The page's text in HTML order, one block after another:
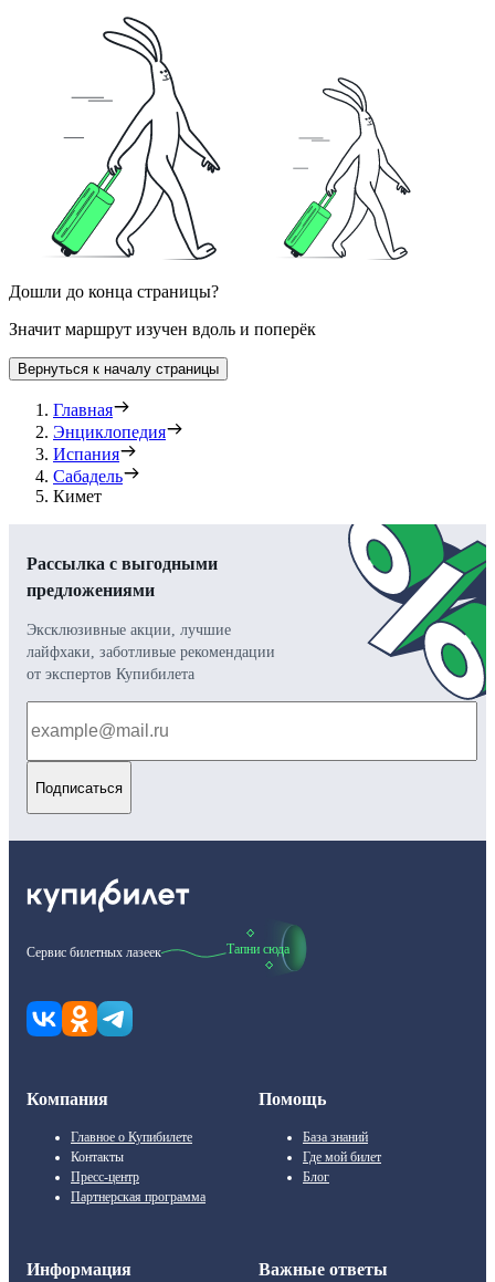
Дошли до конца страницы?
Значит маршрут изучен вдоль и поперёк
Вернуться к началу страницы
Главная
Энциклопедия
Испания
Сабадель
Кимет
Рассылка с выгодными
предложениями
Эксклюзивные акции, лучшие
лайфхаки, заботливые рекомендации
от экспертов Купибилета
Подписаться
Сервис билетных лазеек Тапни сюда
Компания
Главное о Купибилете
Контакты
Пресс-центр
Партнерская программа
Помощь
База знаний
Где мой билет
Блог
Информация Важные ответы